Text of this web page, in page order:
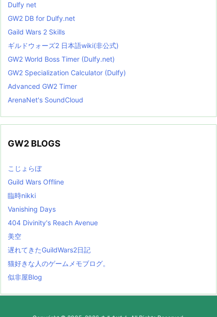
Dulfy net
GW2 DB for Dulfy.net
Gaild Wars 2 Skills
ギルドウォーズ2 日本語wiki(非公式)
GW2 World Boss Timer (Dulfy.net)
GW2 Specialization Calculator (Dulfy)
Advanced GW2 Timer
ArenaNet's SoundCloud
GW2 BLOGS
こじょらぼ
Guild Wars Offline
臨時nikki
Vanishing Days
404 Divinity's Reach Avenue
美空
遅れてきたGuildWars2日記
猫好きな人のゲームメモブログ。
似非屋Blog